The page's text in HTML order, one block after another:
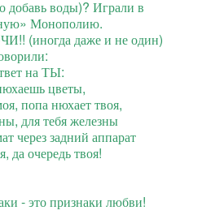
добавь воды)? Играли в
Монополию.
(иногда даже и не один)
на ТЫ:
цветы,
попа нюхает твоя,
для тебя железны
через задний аппарат
да очередь твоя!
- это признаки любви!